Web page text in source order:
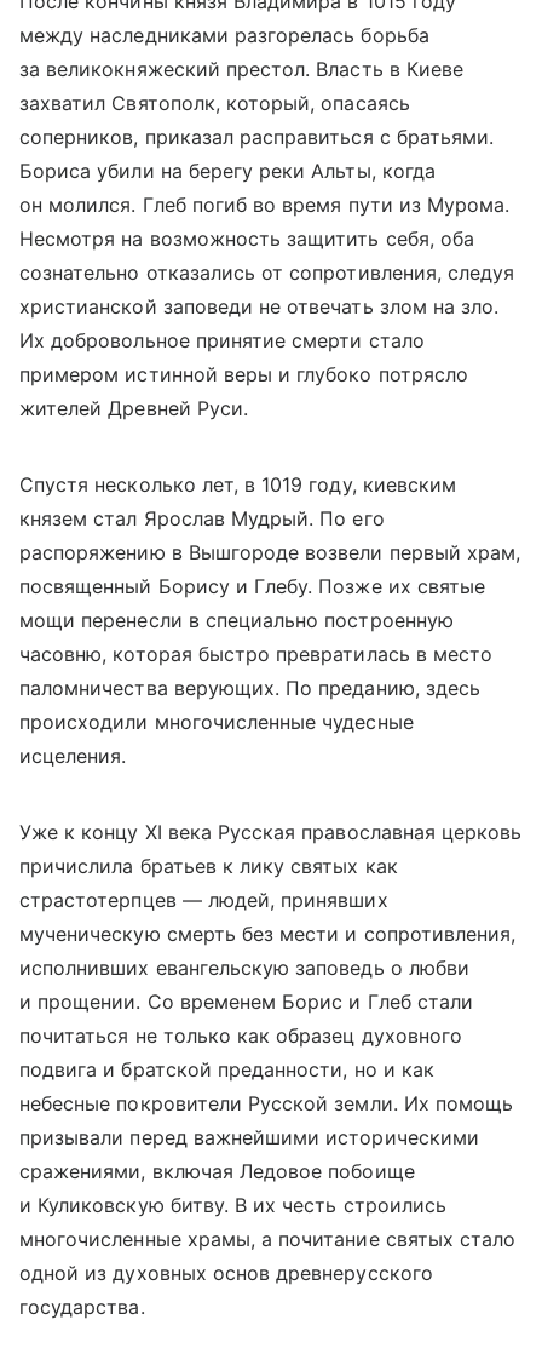
между наследниками разгорелась борьба
за великокняжеский престол. Власть в Киеве
захватил Святополк, который, опасаясь
соперников, приказал расправиться с братьями.
Бориса убили на берегу реки Альты, когда
он молился. Глеб погиб во время пути из Мурома.
Несмотря на возможность защитить себя, оба
сознательно отказались от сопротивления, следуя
христианской заповеди не отвечать злом на зло.
Их добровольное принятие смерти стало
примером истинной веры и глубоко потрясло
жителей Древней Руси.
Спустя несколько лет, в 1019 году, киевским
князем стал Ярослав Мудрый. По его
распоряжению в Вышгороде возвели первый храм,
посвященный Борису и Глебу. Позже их святые
мощи перенесли в специально построенную
часовню, которая быстро превратилась в место
паломничества верующих. По преданию, здесь
происходили многочисленные чудесные
исцеления.
Уже к концу XI века Русская православная церковь
причислила братьев к лику святых как
страстотерпцев — людей, принявших
мученическую смерть без мести и сопротивления,
исполнивших евангельскую заповедь о любви
и прощении. Со временем Борис и Глеб стали
почитаться не только как образец духовного
подвига и братской преданности, но и как
небесные покровители Русской земли. Их помощь
призывали перед важнейшими историческими
сражениями, включая Ледовое побоище
и Куликовскую битву. В их честь строились
многочисленные храмы, а почитание святых стало
одной из духовных основ древнерусского
государства.